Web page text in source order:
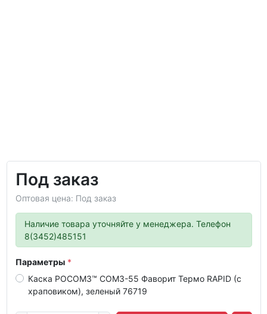
Под заказ
Оптовая цена: Под заказ
Наличие товара уточняйте у менеджера. Телефон
8(3452)485151
Параметры
Каска РОСОМЗ™ СОМЗ-55 Фаворит Термо RAPID (с
храповиком), зеленый 76719